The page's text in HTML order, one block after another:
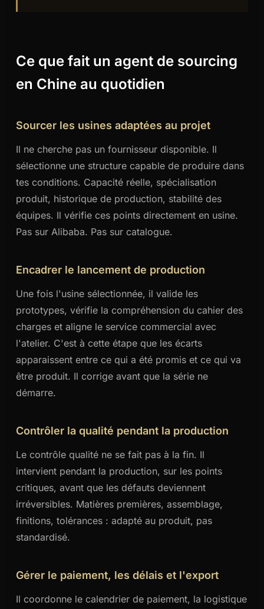
Ce que fait un agent de sourcing
en Chine au quotidien
Sourcer les usines adaptées au projet
Il ne cherche pas un fournisseur disponible. Il
sélectionne une structure capable de produire dans
tes conditions. Capacité réelle, spécialisation
produit, historique de production, stabilité des
équipes. Il vérifie ces points directement en usine.
Pas sur Alibaba. Pas sur catalogue.
Encadrer le lancement de production
Une fois l'usine sélectionnée, il valide les
prototypes, vérifie la compréhension du cahier des
charges et aligne le service commercial avec
l'atelier. C'est à cette étape que les écarts
apparaissent entre ce qui a été promis et ce qui va
être produit. Il corrige avant que la série ne
démarre.
Contrôler la qualité pendant la production
Le contrôle qualité ne se fait pas à la fin. Il
intervient pendant la production, sur les points
critiques, avant que les défauts deviennent
irréversibles. Matières premières, assemblage,
finitions, tolérances : adapté au produit, pas
standardisé.
Gérer le paiement, les délais et l'export
Il coordonne le calendrier de paiement, la logistique